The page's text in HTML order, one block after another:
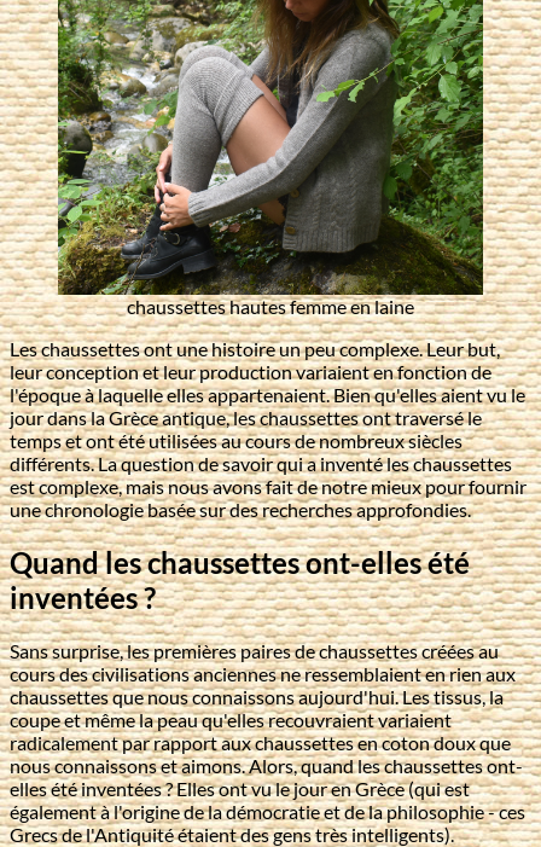
chaussettes hautes femme en laine
Les chaussettes ont une histoire un peu complexe. Leur but,
leur conception et leur production variaient en fonction de
l'époque à laquelle elles appartenaient. Bien qu'elles aient vu le
jour dans la Grèce antique, les chaussettes ont traversé le
temps et ont été utilisées au cours de nombreux siècles
différents. La question de savoir qui a inventé les chaussettes
est complexe, mais nous avons fait de notre mieux pour fournir
une chronologie basée sur des recherches approfondies.
Quand les chaussettes ont-elles été
inventées ?
Sans surprise, les premières paires de chaussettes créées au
cours des civilisations anciennes ne ressemblaient en rien aux
chaussettes que nous connaissons aujourd'hui. Les tissus, la
coupe et même la peau qu'elles recouvraient variaient
radicalement par rapport aux chaussettes en coton doux que
nous connaissons et aimons. Alors, quand les chaussettes ont-
elles été inventées ? Elles ont vu le jour en Grèce (qui est
également à l'origine de la démocratie et de la philosophie - ces
Grecs de l'Antiquité étaient des gens très intelligents).